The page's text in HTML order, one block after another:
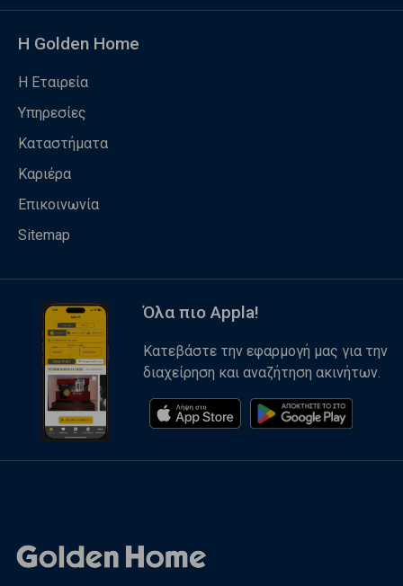
Η Golden Home
Η Εταιρεία
Υπηρεσίες
Καταστήματα
Καριέρα
Επικοινωνία
Sitemap
Όλα πιο Appla!
Κατεβάστε την εφαρμογή μας για την
διαχείρηση και αναζήτηση ακινήτων.